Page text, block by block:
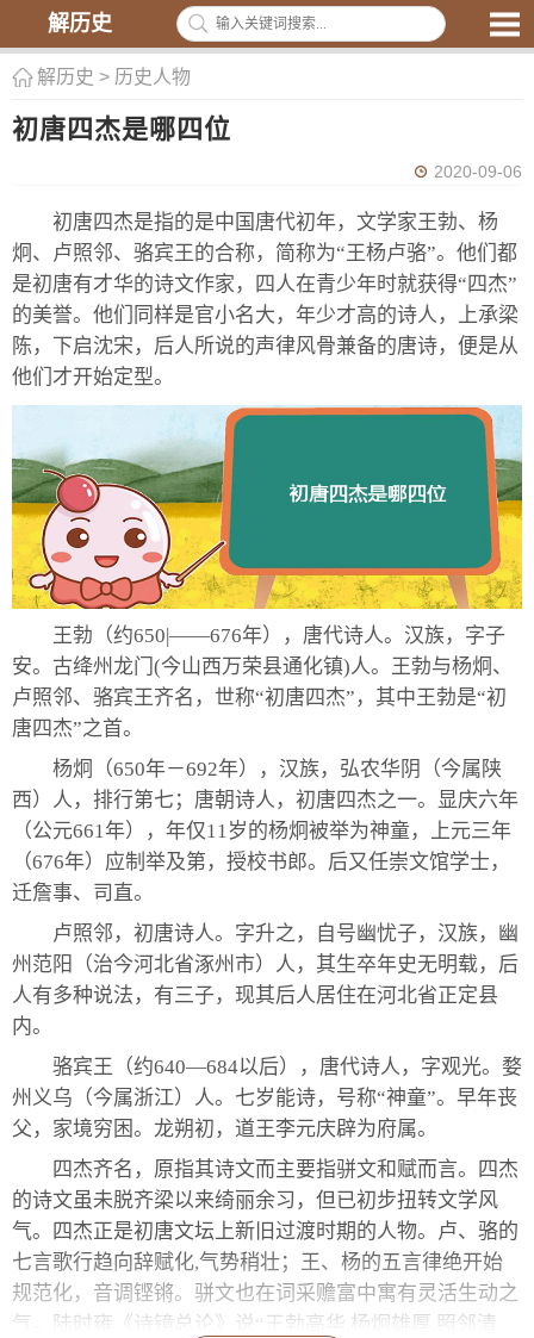
解历史
解历史 > 历史人物
初唐四杰是哪四位
2020-09-06
初唐四杰是指的是中国唐代初年，文学家王勃、杨
炯、卢照邻、骆宾王的合称，简称为“王杨卢骆”。他们都
是初唐有才华的诗文作家，四人在青少年时就获得“四杰”
的美誉。他们同样是官小名大，年少才高的诗人，上承梁
陈，下启沈宋，后人所说的声律风骨兼备的唐诗，便是从
他们才开始定型。
王勃（约650|——676年），唐代诗人。汉族，字子
安。古绛州龙门(今山西万荣县通化镇)人。王勃与杨炯、
卢照邻、骆宾王齐名，世称“初唐四杰”，其中王勃是“初
唐四杰”之首。
杨炯（650年－692年），汉族，弘农华阴（今属陕
西）人，排行第七；唐朝诗人，初唐四杰之一。显庆六年
（公元661年），年仅11岁的杨炯被举为神童，上元三年
（676年）应制举及第，授校书郎。后又任崇文馆学士，
迁詹事、司直。
卢照邻，初唐诗人。字升之，自号幽忧子，汉族，幽
州范阳（治今河北省涿州市）人，其生卒年史无明载，后
人有多种说法，有三子，现其后人居住在河北省正定县
内。
骆宾王（约640—684以后），唐代诗人，字观光。婺
州义乌（今属浙江）人。七岁能诗，号称“神童”。早年丧
父，家境穷困。龙朔初，道王李元庆辟为府属。
四杰齐名，原指其诗文而主要指骈文和赋而言。四杰
的诗文虽未脱齐梁以来绮丽余习，但已初步扭转文学风
气。四杰正是初唐文坛上新旧过渡时期的人物。卢、骆的
七言歌行趋向辞赋化,气势稍壮；王、杨的五言律绝开始
规范化，音调铿锵。骈文也在词采赡富中寓有灵活生动之
气。陆时雍《诗镜总论》说“王勃高华,杨炯雄厚,照邻清